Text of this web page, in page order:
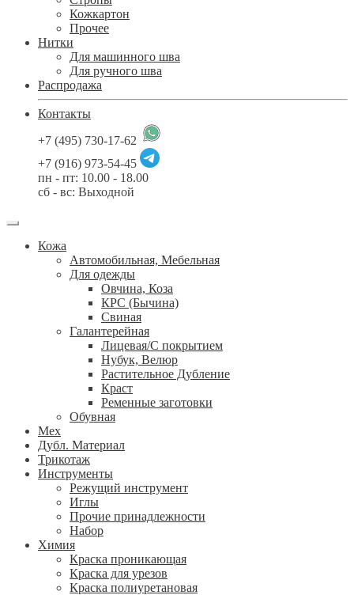
Кожкартон
Прочее
Нитки
Для машинного шва
Для ручного шва
Распродажа
Контакты
+7 (495) 730-17-62
+7 (916) 973-54-45
пн - пт: 10.00 - 18.00
сб - вс: Выходной
Кожа
Автомобильная, Мебельная
Для одежды
Овчина, Коза
КРС (Бычина)
Свиная
Галантерейная
Лицевая/С покрытием
Нубук, Велюр
Растительное Дубление
Краст
Ременные заготовки
Обувная
Мех
Дубл. Материал
Трикотаж
Инструменты
Режущий инструмент
Иглы
Прочие принадлежности
Набор
Химия
Краска проникающая
Краска для урезов
Краска полиуретановая